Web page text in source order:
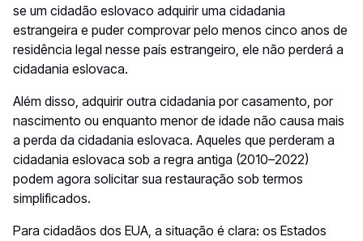
se um cidadão eslovaco adquirir uma cidadania
estrangeira e puder comprovar pelo menos cinco anos de
residência legal nesse país estrangeiro, ele não perderá a
cidadania eslovaca.
Além disso, adquirir outra cidadania por casamento, por
nascimento ou enquanto menor de idade não causa mais
a perda da cidadania eslovaca. Aqueles que perderam a
cidadania eslovaca sob a regra antiga (2010–2022)
podem agora solicitar sua restauração sob termos
simplificados.
Para cidadãos dos EUA, a situação é clara: os Estados